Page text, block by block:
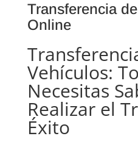
Transferencia
Online
Vehículos:
Necesitas
Realizar el
Éxito